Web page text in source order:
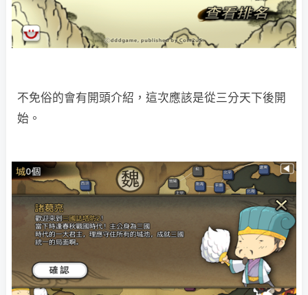
不免俗的會有開頭介紹，這次應該是從三分天下後開
始。